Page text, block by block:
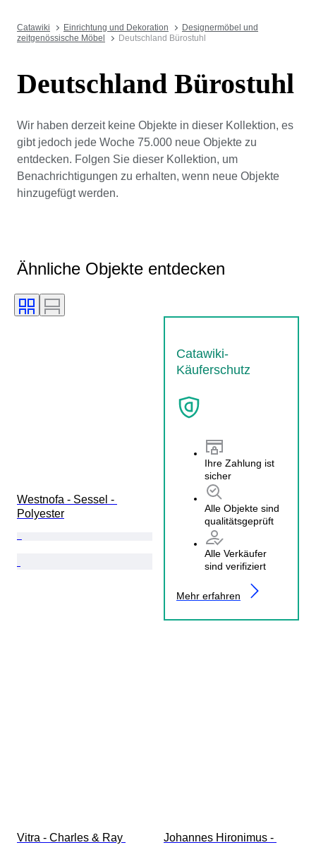
Catawiki Einrichtung und Dekoration
Designermöbel und
zeitgenössische Möbel
Deutschland Bürostuhl
Deutschland Bürostuhl
Wir haben derzeit keine Objekte in dieser Kollektion, es
gibt jedoch jede Woche 75.000 neue Objekte zu
entdecken. Folgen Sie dieser Kollektion, um
Benachrichtigungen zu erhalten, wenn neue Objekte
hinzugefügt werden.
Ähnliche Objekte entdecken
Catawiki-
Käuferschutz
Ihre Zahlung ist
sicher
Alle Objekte sind
qualitätsgeprüft
Alle Verkäufer
sind verifiziert
Mehr erfahren
Westnofa - Sessel -
Polyester
Vitra - Charles & Ray
Johannes Hironimus -